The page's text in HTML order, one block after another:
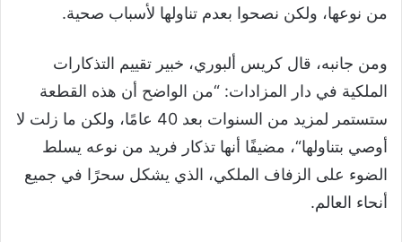
من نوعها، ولكن نصحوا بعدم تناولها لأسباب صحية.
ومن جانبه، قال كريس ألبوري، خبير تقييم التذكارات
الملكية في دار المزادات: “من الواضح أن هذه القطعة
ستستمر لمزيد من السنوات بعد 40 عامًا، ولكن ما زلت لا
أوصي بتناولها“، مضيفًا أنها تذكار فريد من نوعه يسلط
الضوء على الزفاف الملكي، الذي يشكل سحرًا في جميع
أنحاء العالم.